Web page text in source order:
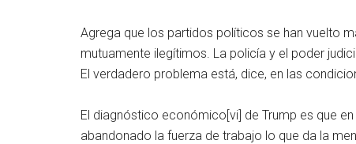
Agrega que los partidos políticos se han vuelto
mutuamente ilegítimos. La policía y el poder
El verdadero problema está, dice, en las
El diagnóstico económico[vi] de Trump es que
abandonado la fuerza de trabajo lo que da la